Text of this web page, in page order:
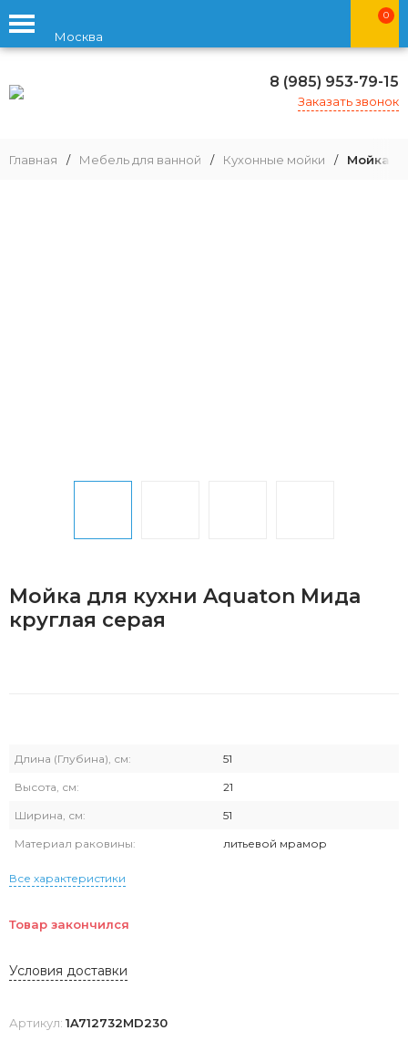
Москва
0
8 (985) 953-79-15
Заказать звонок
Главная / Мебель для ванной / Кухонные мойки / Мойка
Мойка для кухни Aquaton Мида
круглая серая
Длина (Глубина), см: 51
Высота, см: 21
Ширина, см: 51
Материал раковины: литьевой мрамор
Все характеристики
Товар закончился
Условия доставки
Артикул: 1A712732MD230